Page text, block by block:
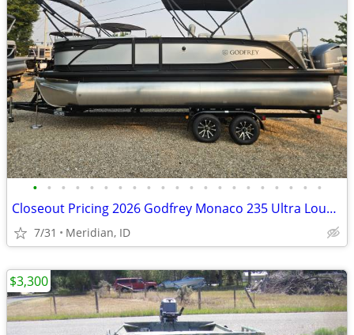
• • • • • • • • • • • • • • • • • • • • •
Closeout Pricing 2026 Godfrey Monaco 235 Ultra Lounger 300hp
7/31 Meridian, ID
$3,300